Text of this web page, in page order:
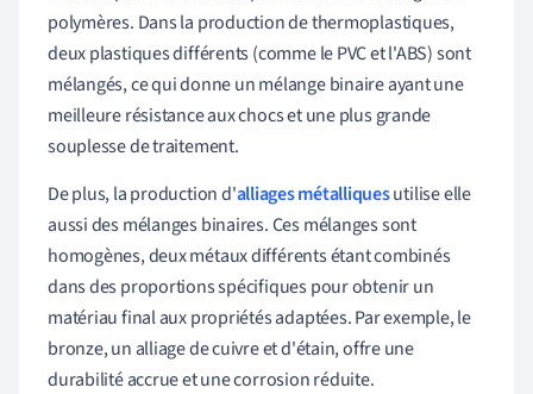
polymères. Dans la production de thermoplastiques,
deux plastiques différents (comme le PVC et l'ABS) sont
mélangés, ce qui donne un mélange binaire ayant une
meilleure résistance aux chocs et une plus grande
souplesse de traitement.
De plus, la production d'alliages métalliquesutilise elle
aussi des mélanges binaires. Ces mélanges sont
homogènes, deux métaux différents étant combinés
dans des proportions spécifiques pour obtenir un
matériau final aux propriétés adaptées. Par exemple, le
bronze, un alliage de cuivre et d'étain, offre une
durabilité accrue et une corrosion réduite.